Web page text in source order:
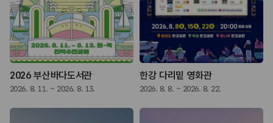
2026 부산바다도서관
2026. 8. 11. ~ 2026. 8. 13.
한강 다리밑 영화관
2026. 8. 8. ~ 2026. 8. 22.